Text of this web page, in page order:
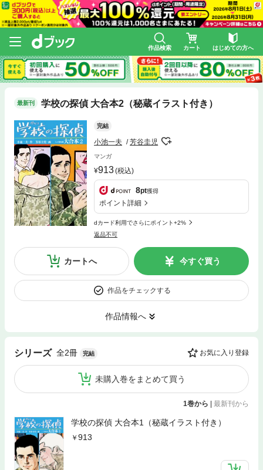
作品検索 カート はじめての方へ
最新刊 学校の探偵 大合本2（秘蔵イラスト付き）
完結
小池一夫 芳谷圭児
マンガ
913(税込)
8pt獲得
ポイント詳細
dカード利用でさらにポイント+2%
返品不可
カートへ 今すぐ買う
作品をチェックする
作品情報へ
シリーズ 全2冊 完結 お気に入り登録
未購入巻をまとめて買う
1巻から 最新刊から
学校の探偵 大合本1（秘蔵イラスト付き）
913